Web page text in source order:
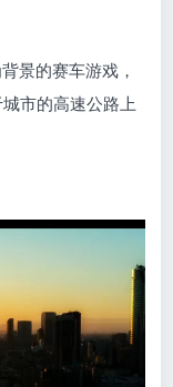
景的赛车游戏，
市的高速公路上